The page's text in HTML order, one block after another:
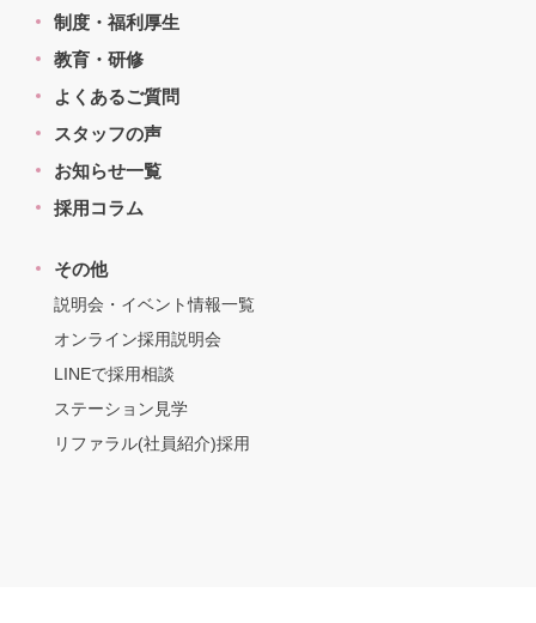
制度・福利厚生
教育・研修
よくあるご質問
スタッフの声
お知らせ一覧
採用コラム
その他
説明会・イベント情報一覧
オンライン採用説明会
LINEで採用相談
ステーション見学
リファラル(社員紹介)採用